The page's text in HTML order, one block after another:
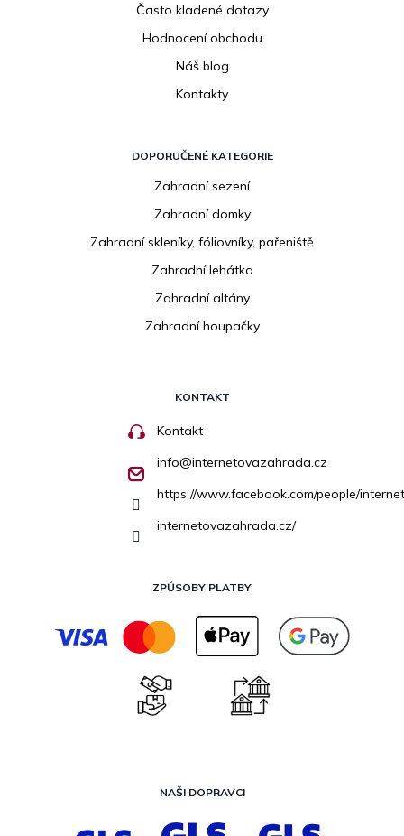
Často kladené dotazy
Hodnocení obchodu
Náš blog
Kontakty
DOPORUČENÉ KATEGORIE
Zahradní sezení
Zahradní domky
Zahradní skleníky, fóliovníky, pařeniště
Zahradní lehátka
Zahradní altány
Zahradní houpačky
KONTAKT
Kontakt
info@internetovazahrada.cz
https://www.facebook.com/people/
internetovazahrada.cz/
ZPŮSOBY PLATBY
NAŠI DOPRAVCI